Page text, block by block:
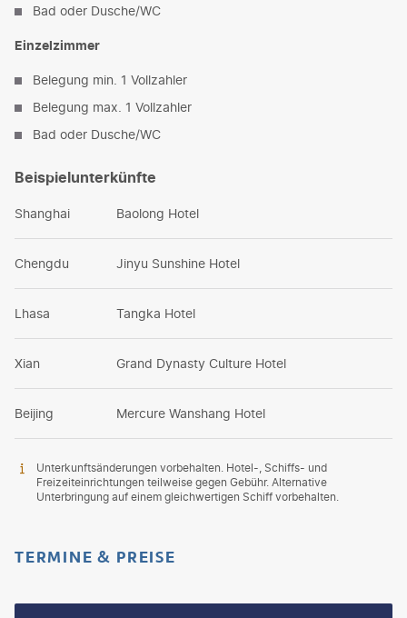
Bad oder Dusche/WC
Einzelzimmer
Belegung min. 1 Vollzahler
Belegung max. 1 Vollzahler
Bad oder Dusche/WC
Beispielunterkünfte
Shanghai Baolong Hotel
Chengdu Jinyu Sunshine Hotel
Lhasa Tangka Hotel
Xian Grand Dynasty Culture Hotel
Beijing Mercure Wanshang Hotel
Unterkunftsänderungen vorbehalten. Hotel-, Schiffs- und
Freizeiteinrichtungen teilweise gegen Gebühr. Alternative
Unterbringung auf einem gleichwertigen Schiff vorbehalten.
TERMINE & PREISE